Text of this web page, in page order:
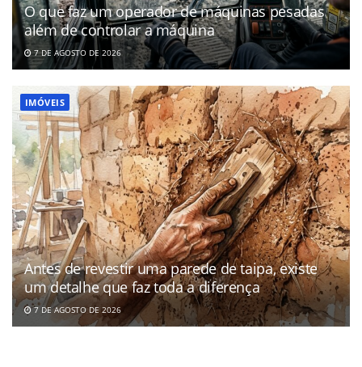
O que faz um operador de máquinas pesadas
além de controlar a máquina
7 DE AGOSTO DE 2026
IMÓVEIS
Antes de revestir uma parede de taipa, existe
um detalhe que faz toda a diferença
7 DE AGOSTO DE 2026